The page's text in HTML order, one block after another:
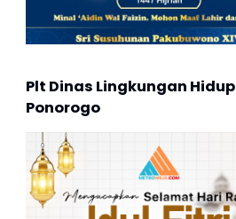
Plt Dinas Lingkungan Hidup
Ponorogo